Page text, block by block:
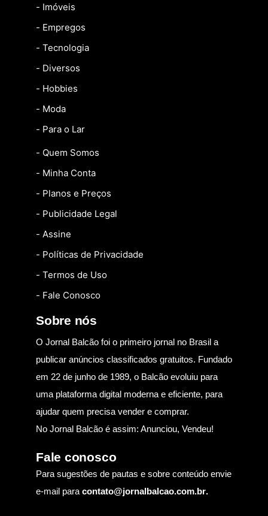
- Imóveis
- Empregos
- Tecnologia
- Diversos
- Hobbies
- Moda
- Para o Lar
- Quem Somos
- Minha Conta
- Planos e Preços
- Publicidade Legal
- Assine
- Políticas de Privacidade
- Termos de Uso
- Fale Conosco
Sobre nós
O Jornal Balcão foi o primeiro jornal no Brasil a
publicar anúncios classificados gratuitos. Fundado
em 22 de junho de 1989, o Balcão evoluiu para
uma plataforma digital moderna e eficiente, para
ajudar quem precisa vender e comprar.
No Jornal Balcão é assim: Anunciou, Vendeu!
Fale conosco
Para sugestões de pautas e sobre conteúdo envie
e-mail para contato@jornalbalcao.com.br.